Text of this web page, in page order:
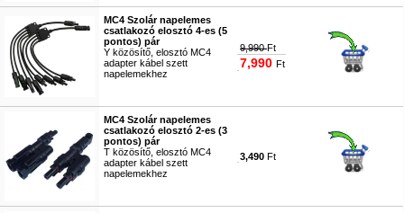
MC4 Szolár napelemes
csatlakozó elosztó 4-es (5
pontos) pár
Y közösítő, elosztó MC4
adapter kábel szett
napelemekhez
9,990Ft
7,990 Ft
MC4 Szolár napelemes
csatlakozó elosztó 2-es (3
pontos) pár
T közösítő, elosztó MC4
adapter kábel szett
napelemekhez
3,490 Ft